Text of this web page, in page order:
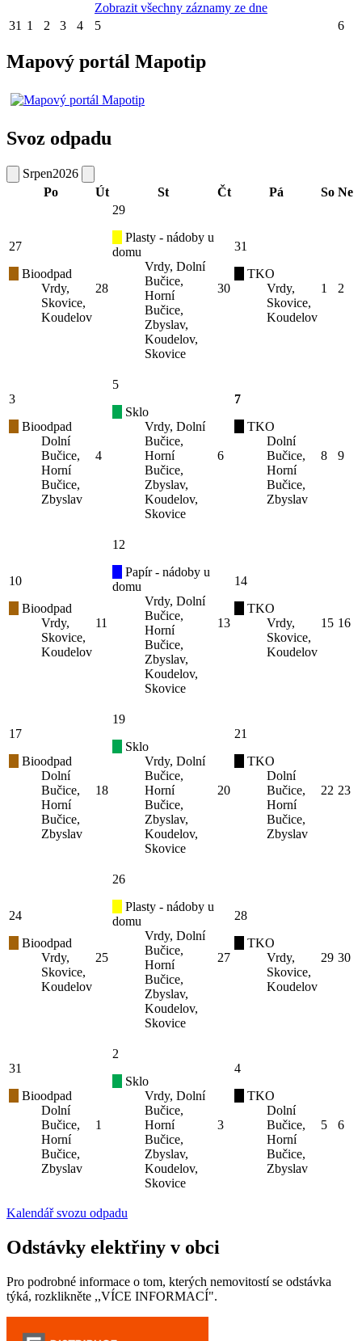
Zobrazit všechny záznamy ze dne
31 1 2 3 4 5 6
Mapový portál Mapotip
Svoz odpadu
Srpen2026
Po
Út St Čt Pá So Ne
27
Bioodpad
Vrdy,
Skovice,
Koudelov
28
29
Plasty - nádoby u
domu
Vrdy, Dolní
Bučice,
Horní
Bučice,
Zbyslav,
Koudelov,
Skovice
30
31
TKO
Vrdy,
Skovice,
Koudelov
1 2
3
Bioodpad
Dolní
Bučice,
Horní
Bučice,
Zbyslav
4
5
Sklo
Vrdy, Dolní
Bučice,
Horní
Bučice,
Zbyslav,
Koudelov,
Skovice
6
7
TKO
Dolní
Bučice,
Horní
Bučice,
Zbyslav
8 9
10
Bioodpad
Vrdy,
Skovice,
Koudelov
11
12
Papír - nádoby u
domu
Vrdy, Dolní
Bučice,
Horní
Bučice,
Zbyslav,
Koudelov,
Skovice
13
14
TKO
Vrdy,
Skovice,
Koudelov
15 16
17
Bioodpad
Dolní
Bučice,
Horní
Bučice,
Zbyslav
18
19
Sklo
Vrdy, Dolní
Bučice,
Horní
Bučice,
Zbyslav,
Koudelov,
Skovice
20
21
TKO
Dolní
Bučice,
Horní
Bučice,
Zbyslav
22 23
24
Bioodpad
Vrdy,
Skovice,
Koudelov
25
26
Plasty - nádoby u
domu
Vrdy, Dolní
Bučice,
Horní
Bučice,
Zbyslav,
Koudelov,
Skovice
27
28
TKO
Vrdy,
Skovice,
Koudelov
29 30
31
Bioodpad
Dolní
Bučice,
Horní
Bučice,
Zbyslav
1
2
Sklo
Vrdy, Dolní
Bučice,
Horní
Bučice,
Zbyslav,
Koudelov,
Skovice
3
4
TKO
Dolní
Bučice,
Horní
Bučice,
Zbyslav
5 6
Kalendář svozu odpadu
Odstávky elektřiny v obci
Pro podrobné informace o tom, kterých nemovitostí se odstávka
týká, rozklikněte ,,VÍCE INFORMACÍ".